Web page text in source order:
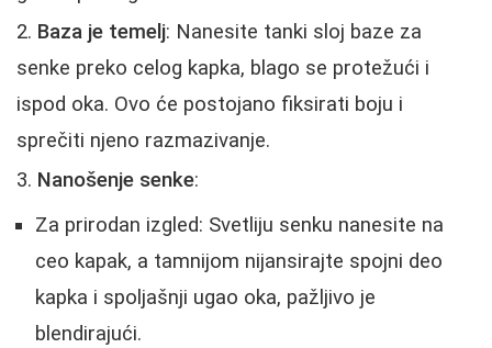
Baza je temelj: Nanesite tanki sloj baze za
senke preko celog kapka, blago se protežući i
ispod oka. Ovo će postojano fiksirati boju i
sprečiti njeno razmazivanje.
Nanošenje senke:
Za prirodan izgled: Svetliju senku nanesite na
ceo kapak, a tamnijom nijansirajte spojni deo
kapka i spoljašnji ugao oka, pažljivo je
blendirajući.